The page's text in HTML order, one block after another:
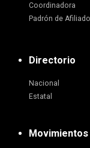
Coordinadora
Padrón de
Directorio
Nacional
Estatal
Movimientos